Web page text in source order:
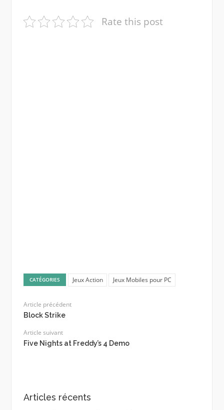
Rate this post
CATÉGORIES Jeux Action Jeux Mobiles pour PC
Article précédent
Block Strike
Article suivant
Five Nights at Freddy’s 4 Demo
Articles récents